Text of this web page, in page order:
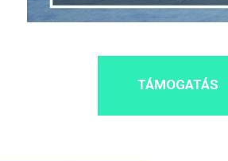
TÁMOGATÁS